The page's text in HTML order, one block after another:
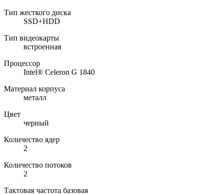
Тип жесткого диска
SSD+HDD
Тип видеокарты
встроенная
Процессор
Intel® Celeron G 1840
Материал корпуса
металл
Цвет
черный
Количество ядер
2
Количество потоков
2
Тактовая частота базовая